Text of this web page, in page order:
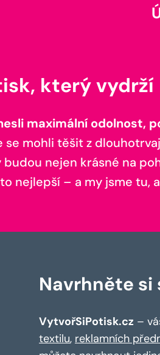
který vydrží
maximální odolnost,
mohli těšit z
nejen krásné na
nejlepší – a my jsme tu,
Navrhněte
VytvořSiPotisk.cz –
textilu, reklamních